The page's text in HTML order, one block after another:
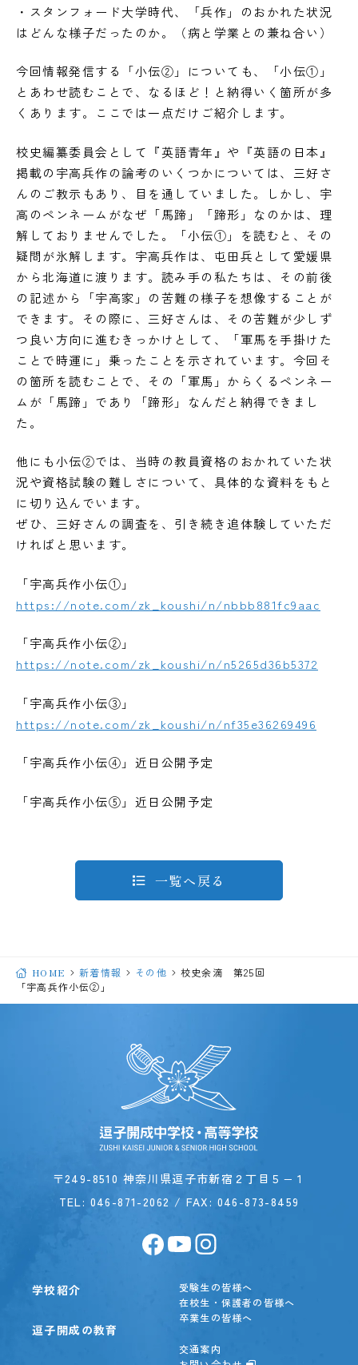
・スタンフォード大学時代、「兵作」のおかれた状況
はどんな様子だったのか。（病と学業との兼ね合い）
今回情報発信する「小伝②」についても、「小伝①」
とあわせ読むことで、なるほど！と納得いく箇所が多
くあります。ここでは一点だけご紹介します。
校史編纂委員会として『英語青年』や『英語の日本』
掲載の宇高兵作の論考のいくつかについては、三好さ
んのご教示もあり、目を通していました。しかし、宇
高のペンネームがなぜ「馬蹄」「蹄形」なのかは、理
解しておりませんでした。「小伝①」を読むと、その
疑問が氷解します。宇高兵作は、屯田兵として愛媛県
から北海道に渡ります。読み手の私たちは、その前後
の記述から「宇高家」の苦難の様子を想像することが
できます。その際に、三好さんは、その苦難が少しず
つ良い方向に進むきっかけとして、「軍馬を手掛けた
ことで時運に」乗ったことを示されています。今回そ
の箇所を読むことで、その「軍馬」からくるペンネー
ムが「馬蹄」であり「蹄形」なんだと納得できまし
た。
他にも小伝②では、当時の教員資格のおかれていた状
況や資格試験の難しさについて、具体的な資料をもと
に切り込んでいます。
ぜひ、三好さんの調査を、引き続き追体験していただ
ければと思います。
「宇高兵作小伝①」
https://note.com/zk_koushi/n/nbbb881fc9aac
「宇高兵作小伝②」
https://note.com/zk_koushi/n/n5265d36b5372
「宇高兵作小伝③」
https://note.com/zk_koushi/n/nf35e36269496
「宇高兵作小伝④」近日公開予定
「宇高兵作小伝⑤」近日公開予定
一覧へ戻る
HOME 新着情報 その他
校史余滴 第25回
「宇高兵作小伝②」
〒249-8510 神奈川県逗子市新宿２丁目５−１
TEL: 046-871-2062 / FAX: 046-873-8459
受験生の皆様へ
在校生・保護者の皆様へ
卒業生の皆様へ
交通案内
学校紹介
逗子開成の教育